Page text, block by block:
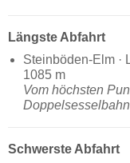
Längste Abfahrt
Steinböden-Elm ·
1085 m
Vom höchsten
Schwerste Abfahrt